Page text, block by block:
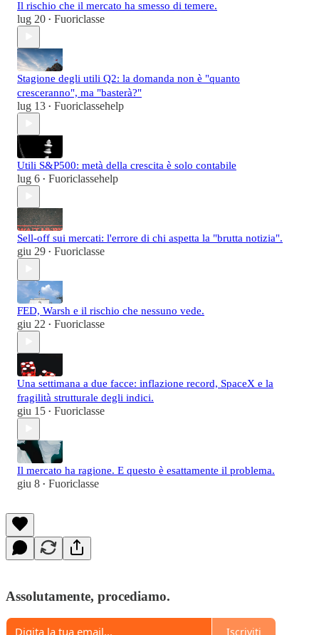
Il rischio che il mercato ha smesso di temere.
lug 20 • Fuoriclasse
Stagione degli utili Q2: la domanda non è "quanto
cresceranno", ma "basterà?"
lug 13 • Fuoriclassehelp
Utili S&P500: metà della crescita è solo contabile
lug 6 • Fuoriclassehelp
Sell-off sui mercati: l'errore di chi aspetta la "brutta notizia".
giu 29 • Fuoriclasse
FED, Warsh e il rischio che nessuno vede.
giu 22 • Fuoriclasse
Una settimana a due facce: inflazione record, SpaceX e la
fragilità strutturale degli indici.
giu 15 • Fuoriclasse
Il mercato ha ragione. E questo è esattamente il problema.
giu 8 • Fuoriclasse
Assolutamente, procediamo.
Iscriviti